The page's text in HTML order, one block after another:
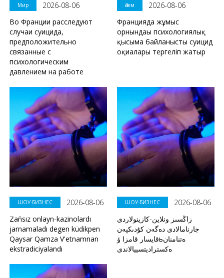
Мир
2026-08-06
Во Франции расследуют
случаи суицида,
предположительно
связанные с
психологическим
давлением на работе
Әлем
2026-08-06
Францияда жұмыс
орнындағы психологиялық
қысымға байланысты суицид
оқиғалары тергеліп жатыр
ШОУ-БИЗНЕС
2026-08-06
Zañsız onlayn-kazinolardı
jarnamaladı degen küdikpen
Qaysar Qamza V'etnamnan
ekstradiciyalandı
ШОУ-БИЗНЕС
2026-08-06
زاڭسىز ونلاين-كازينولاردى
جارنامالادى دەگەن كۇدىكپەن
قايسار قامزا ۆьەتنامنان
ەكستراديتسييالاندى